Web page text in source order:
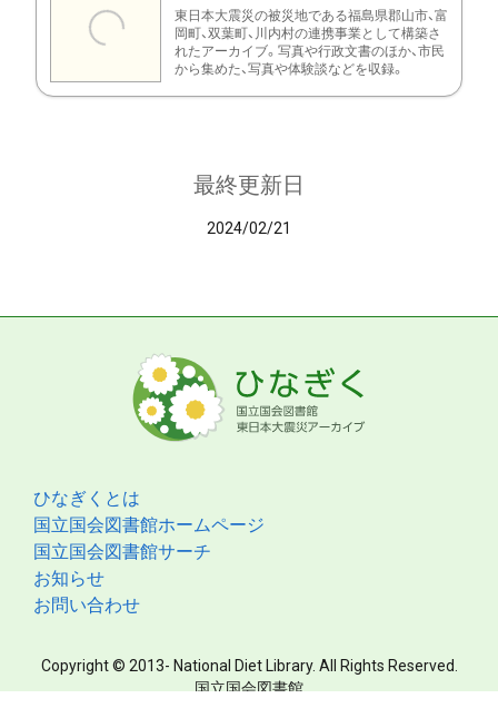
東日本大震災の被災地である福島県郡山市、富
岡町、双葉町、川内村の連携事業として構築さ
れたアーカイブ。写真や行政文書のほか、市民
から集めた、写真や体験談などを収録。
最終更新日
2024/02/21
ひなぎくとは
国立国会図書館ホームページ
国立国会図書館サーチ
お知らせ
お問い合わせ
Copyright © 2013- National Diet Library. All Rights Reserved.